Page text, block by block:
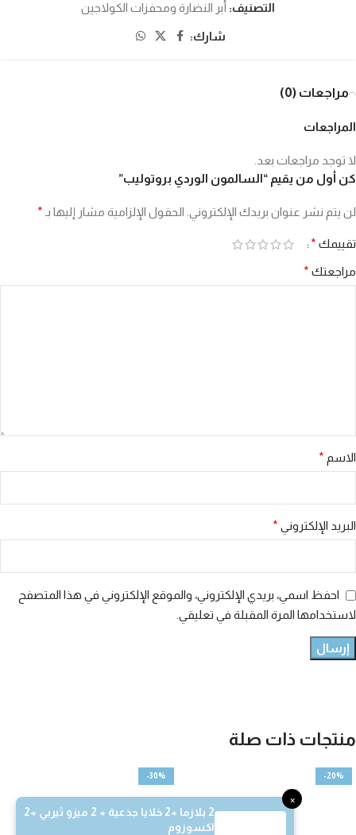
×
2 بلازما +2 خلايا جذعية + 2 ميزو ثيربي +2
اكسوزوم
التصنيف: أبر النضارة ومحفزات الكولاجين
شارك:
مراجعات (0)
المراجعات
لا توجد مراجعات بعد.
كن أول من يقيم “السالمون الوردي بروتوليب”
لن يتم نشر عنوان بريدك الإلكتروني. الحقول الإلزامية مشار إليها بـ *
تقييمك *
مراجعتك *
الاسم *
البريد الإلكتروني *
احفظ اسمي، بريدي الإلكتروني، والموقع الإلكتروني في هذا المتصفح
لاستخدامها المرة المقبلة في تعليقي.
منتجات ذات صلة
-20%
-30%